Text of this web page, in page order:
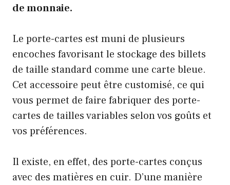
de monnaie.
Le porte-cartes est muni de plusieurs
encoches favorisant le stockage des billets
de taille standard comme une carte bleue.
Cet accessoire peut être customisé, ce qui
vous permet de faire fabriquer des porte-
cartes de tailles variables selon vos goûts et
vos préférences.
Il existe, en effet, des porte-cartes conçus
avec des matières en cuir. D’une manière